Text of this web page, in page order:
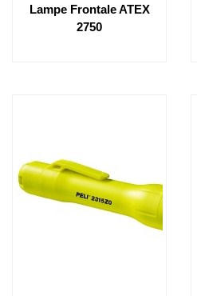
Lampe Frontale ATEX
2750